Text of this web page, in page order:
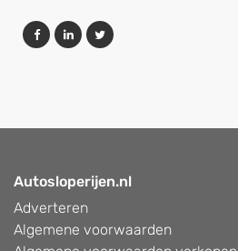
Autosloperijen.nl
Adverteren
Algemene voorwaarden